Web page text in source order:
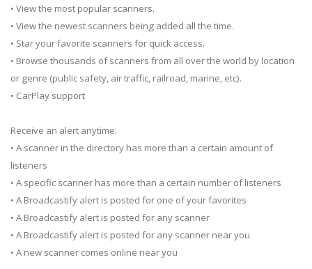
• View the most popular scanners.
• View the newest scanners being added all the time.
• Star your favorite scanners for quick access.
• Browse thousands of scanners from all over the world by location
or genre (public safety, air traffic, railroad, marine, etc).
• CarPlay support
Receive an alert anytime:
• A scanner in the directory has more than a certain amount of
listeners
• A specific scanner has more than a certain number of listeners
• A Broadcastify alert is posted for one of your favorites
• A Broadcastify alert is posted for any scanner
• A Broadcastify alert is posted for any scanner near you
• A new scanner comes online near you